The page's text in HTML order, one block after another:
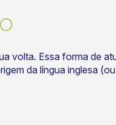
volta. Essa forma de
da língua inglesa